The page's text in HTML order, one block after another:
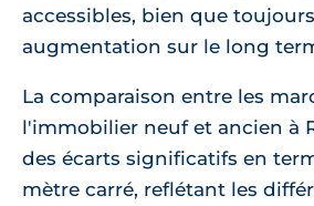
accessibles, bien que
augmentation sur le long
La comparaison entre les
l'immobilier neuf et ancien à
des écarts significatifs en
mètre carré, reflétant les